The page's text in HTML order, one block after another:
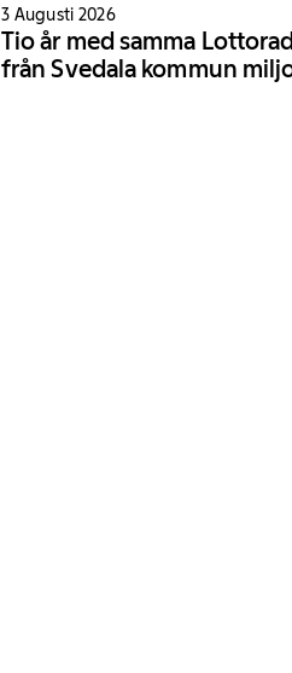
3 Augusti 2026
Tio år med samma
från Svedala kommun